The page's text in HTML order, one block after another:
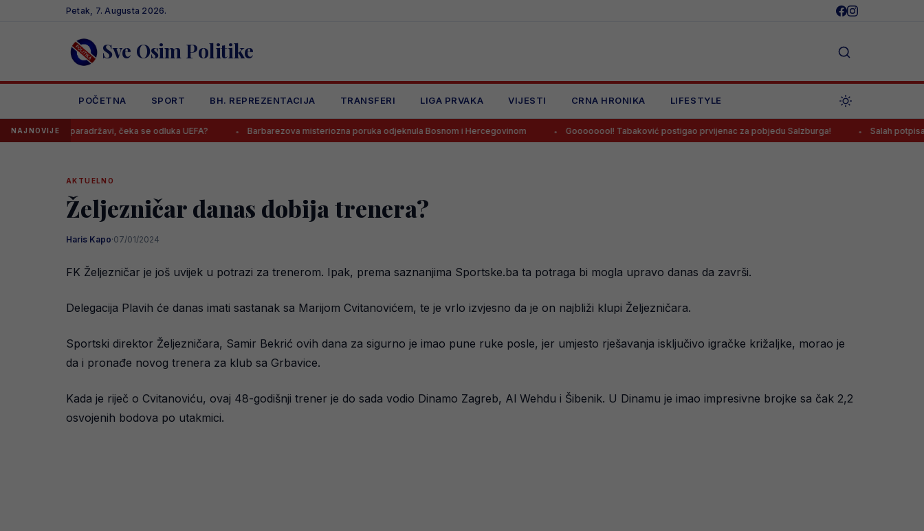
Petak, 7. Augusta 2026.
Sve Osim Politike
POČETNA SPORT BH. REPREZENTACIJA TRANSFERI LIGA PRVAKA VIJESTI CRNA HRONIKA LIFESTYLE
NAJNOVIJE
paradržavi, čeka se odluka UEFA? Barbarezova misteriozna poruka odjeknula Bosnom i Hercegovinom Goooooool! Tabaković postigao prvijenac za pobjedu Salzburga! Salah potpisao za
AKTUELNO
Željezničar danas dobija trenera?
Haris Kapo·07/01/2024
FK Željezničar je još uvijek u potrazi za trenerom. Ipak, prema saznanjima Sportske.ba ta potraga bi mogla upravo danas da završi.
Delegacija Plavih će danas imati sastanak sa Marijom Cvitanovićem, te je vrlo izvjesno da je on najbliži klupi Željezničara.
Sportski direktor Željezničara, Samir Bekrić ovih dana za sigurno je imao pune ruke posle, jer umjesto rješavanja isključivo igračke križaljke, morao je
da i pronađe novog trenera za klub sa Grbavice.
Kada je riječ o Cvitanoviću, ovaj 48-godišnji trener je do sada vodio Dinamo Zagreb, Al Wehdu i Šibenik. U Dinamu je imao impresivne brojke sa čak 2,2
osvojenih bodova po utakmici.